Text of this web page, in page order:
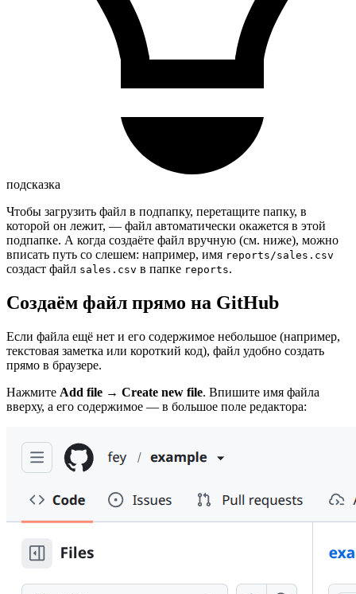
подсказка
Чтобы загрузить файл в подпапку, перетащите папку, в
которой он лежит, — файл автоматически окажется в этой
подпапке. А когда создаёте файл вручную (см. ниже), можно
вписать путь со слешем: например, имя reports/sales.csv
создаст файл sales.csv в папке reports.
Создаём файл прямо на GitHub
Если файла ещё нет и его содержимое небольшое (например,
текстовая заметка или короткий код), файл удобно создать
прямо в браузере.
Нажмите Add file → Create new file. Впишите имя файла
вверху, а его содержимое — в большое поле редактора: